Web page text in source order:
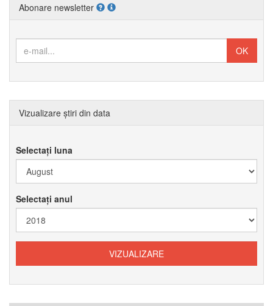
Abonare newsletter
Vizualizare știri din data
Selectați luna
Selectați anul